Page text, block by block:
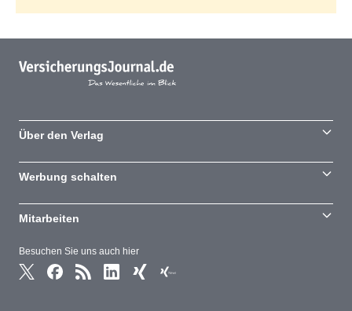
Besuchen Sie uns auch hier
Über den Verlag
Werbung schalten
Mitarbeiten